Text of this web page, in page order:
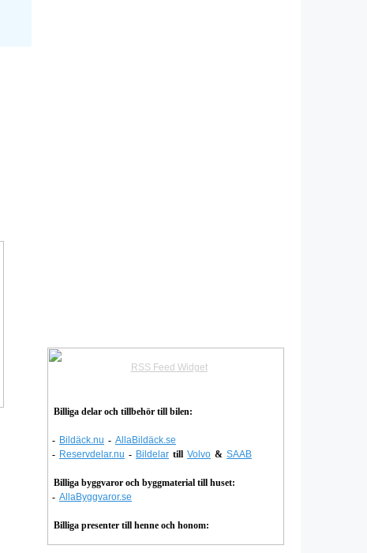
RSS Feed Widget
Billiga delar och tillbehör till bilen:
- Bildäck.nu - AllaBildäck.se
- Reservdelar.nu - Bildelar till Volvo & SAAB
Billiga byggvaror och byggmaterial till huset:
- AllaByggvaror.se
Billiga presenter till henne och honom: